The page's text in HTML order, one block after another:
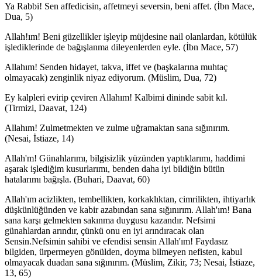
Ya Rabbi! Sen affedicisin, affetmeyi seversin, beni affet. (İbn Mace,
Dua, 5)
Allah!ım! Beni güzellikler işleyip müjdesine nail olanlardan, kötülük
işlediklerinde de bağışlanma dileyenlerden eyle. (İbn Mace, 57)
Allahım! Senden hidayet, takva, iffet ve (başkalarına muhtaç
olmayacak) zenginlik niyaz ediyorum. (Müslim, Dua, 72)
Ey kalpleri evirip çeviren Allahım! Kalbimi dininde sabit kıl.
(Tirmizi, Daavat, 124)
Allahım! Zulmetmekten ve zulme uğramaktan sana sığınırım.
(Nesai, İstiaze, 14)
Allah'm! Günahlarımı, bilgisizlik yüzünden yaptıklarımı, haddimi
aşarak işlediğim kusurlarımı, benden daha iyi bildiğin bütün
hatalarımı bağışla. (Buhari, Daavat, 60)
Allah'ım acizlikten, tembellikten, korkaklıktan, cimrilikten, ihtiyarlık
düşkünlüğünden ve kabir azabından sana sığınırım. Allah'ım! Bana
sana karşı gelmekten sakınma duygusu kazandır. Nefsimi
günahlardan arındır, çünkü onu en iyi arındıracak olan
Sensin.Nefsimin sahibi ve efendisi sensin Allah'ım! Faydasız
bilgiden, ürpermeyen gönülden, doyma bilmeyen nefisten, kabul
olmayacak duadan sana sığınırım. (Müslim, Zikir, 73; Nesai, İstiaze,
13, 65)